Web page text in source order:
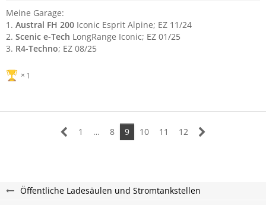
Meine Garage:
1. Austral FH 200 Iconic Esprit Alpine; EZ 11/24
2. Scenic e-Tech LongRange Iconic; EZ 01/25
3. R4-Techno; EZ 08/25
1
1 … 8 9 10 11 12
Öffentliche Ladesäulen und Stromtankstellen